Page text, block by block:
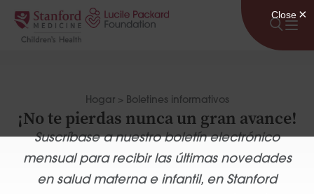
Saltar al contenido
Hogar> Boletines informativos
¡No te pierdas nunca un gran avance!
Suscríbase a nuestro boletín electrónico
mensual para recibir las últimas novedades
en salud materna e infantil, en Stanford